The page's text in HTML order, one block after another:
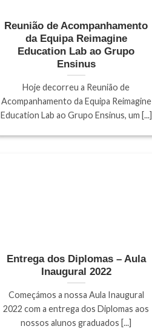
Reunião de Acompanhamento
da Equipa Reimagine
Education Lab ao Grupo
Ensinus
Hoje decorreu a Reunião de
Acompanhamento da Equipa Reimagine
Education Lab ao Grupo Ensinus, um [...]
Entrega dos Diplomas – Aula
Inaugural 2022
Começámos a nossa Aula Inaugural
2022 com a entrega dos Diplomas aos
nossos alunos graduados [...]